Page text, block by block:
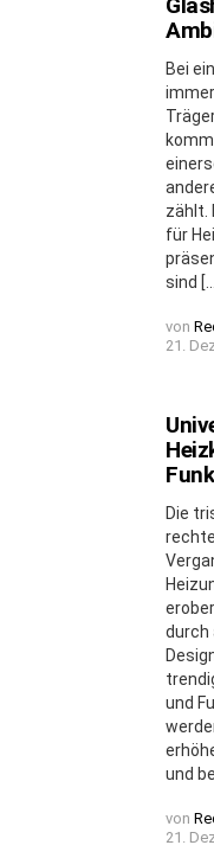
Bei
zählt.
für
sind […]
von
21.
Die
durch
und
und
von
21.